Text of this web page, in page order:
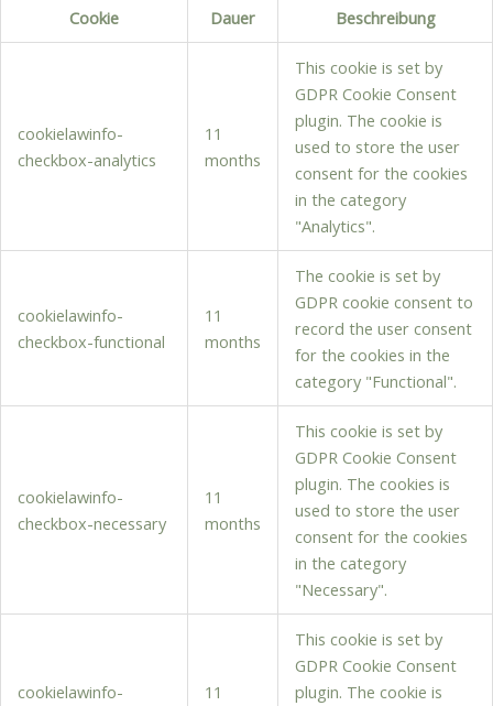
Cookie
Dauer Beschreibung
cookielawinfo-
checkbox-analytics
11
months
This cookie is set by
GDPR Cookie Consent
plugin. The cookie is
used to store the user
consent for the cookies
in the category
"Analytics".
cookielawinfo-
checkbox-functional
11
months
The cookie is set by
GDPR cookie consent to
record the user consent
for the cookies in the
category "Functional".
cookielawinfo-
checkbox-necessary
11
months
This cookie is set by
GDPR Cookie Consent
plugin. The cookies is
used to store the user
consent for the cookies
in the category
"Necessary".
cookielawinfo-
11
This cookie is set by
GDPR Cookie Consent
plugin. The cookie is